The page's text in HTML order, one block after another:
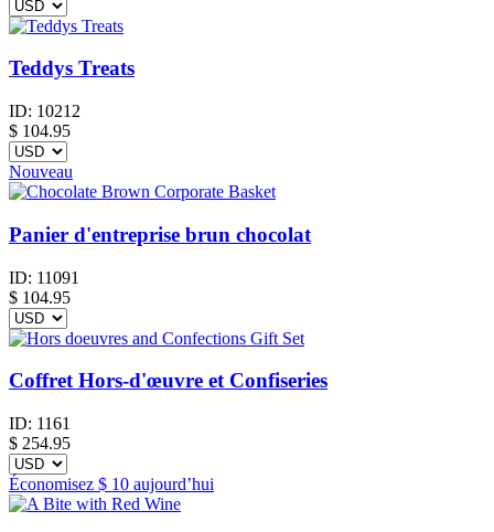
Teddys Treats
ID: 10212
$ 104.95
Nouveau
Panier d'entreprise brun chocolat
ID: 11091
$ 104.95
Coffret Hors-d'œuvre et Confiseries
ID: 1161
$ 254.95
Économisez $ 10 aujourd’hui